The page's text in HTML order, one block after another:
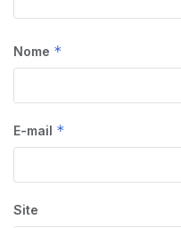
Nome *
E-mail *
Site